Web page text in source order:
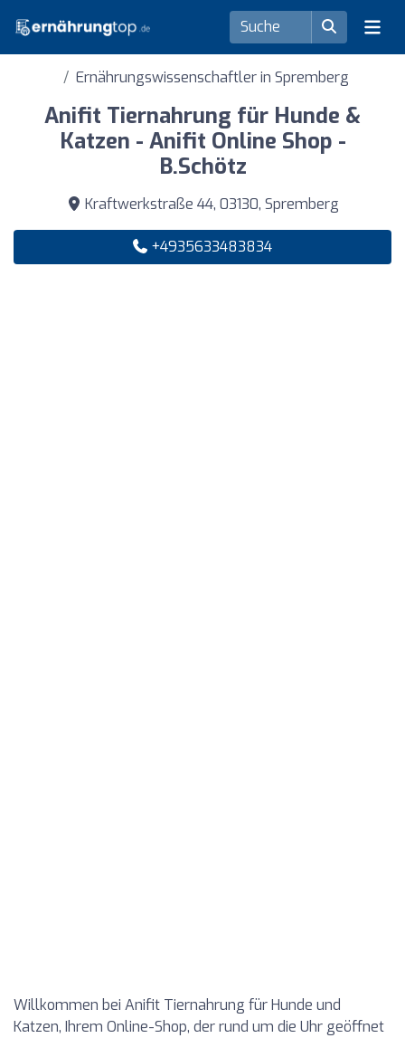
Ernährungswissenschaftler in Spremberg
Anifit Tiernahrung für Hunde &
Katzen - Anifit Online Shop -
B.Schötz
Kraftwerkstraße 44, 03130, Spremberg
+4935633483834
Willkommen bei Anifit Tiernahrung für Hunde und
Katzen, Ihrem Online-Shop, der rund um die Uhr geöffnet